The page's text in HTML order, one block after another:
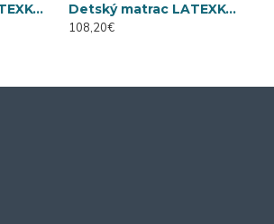
Detský matrac LATEXKO (120 cm x 65 cm)
Detský matrac LATEXKO (120 cm x 70 cm)
108,20€